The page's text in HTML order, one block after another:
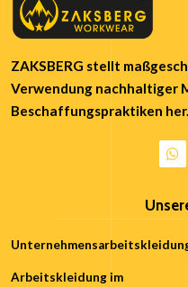
ZAKSBERG stellt
Verwendung nachhaltiger
Beschaffungspraktiken her.
Arbeitskleidung im